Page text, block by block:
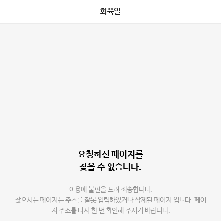
화육일
요청하신 페이지를
찾을 수 없습니다.
이용에 불편을 드려 죄송합니다.
찾으시는 페이지는 주소를 잘못 입력하였거나 삭제된 페이지 입니다. 페이
지 주소를 다시 한 번 확인해 주시기 바랍니다.